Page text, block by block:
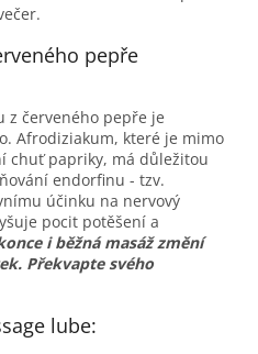
pepře
z červeného pepře je
Afrodiziakum, které je mimo
chuť papriky, má důležitou
endorfinu - tzv.
účinku na nervový
pocit potěšení a
i běžná masáž změní
Překvapte svého
lube: